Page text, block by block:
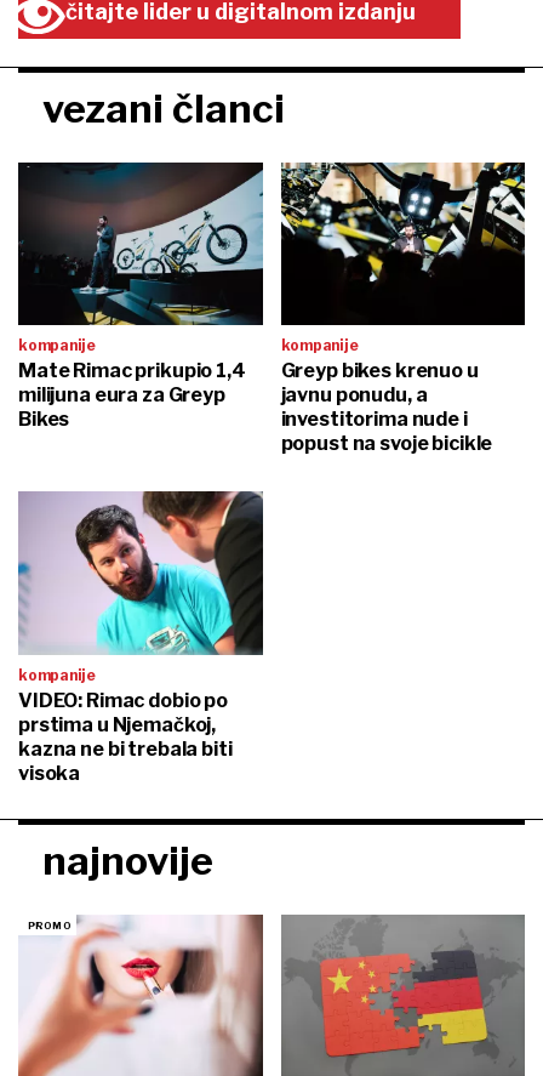
čitajte lider u digitalnom izdanju
vezani članci
kompanije
Mate Rimac prikupio 1,4
milijuna eura za Greyp
Bikes
kompanije
Greyp bikes krenuo u
javnu ponudu, a
investitorima nude i
popust na svoje bicikle
kompanije
VIDEO: Rimac dobio po
prstima u Njemačkoj,
kazna ne bi trebala biti
visoka
najnovije